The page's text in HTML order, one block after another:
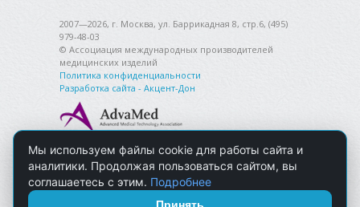
2007—2026, г. Москва, ул. Баррикадная 8, стр.6, (495)
979-48-03
© Ассоциация международных производителей
медицинских изделий
Политика конфиденциальности
Разработка сайта - Акцент-Дон
Мы используем файлы cookie для работы сайта и
аналитики. Продолжая пользоваться сайтом, вы
соглашаетесь с этим. Подробнее